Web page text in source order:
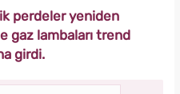
perdeler yeniden
gaz lambaları trend
girdi.